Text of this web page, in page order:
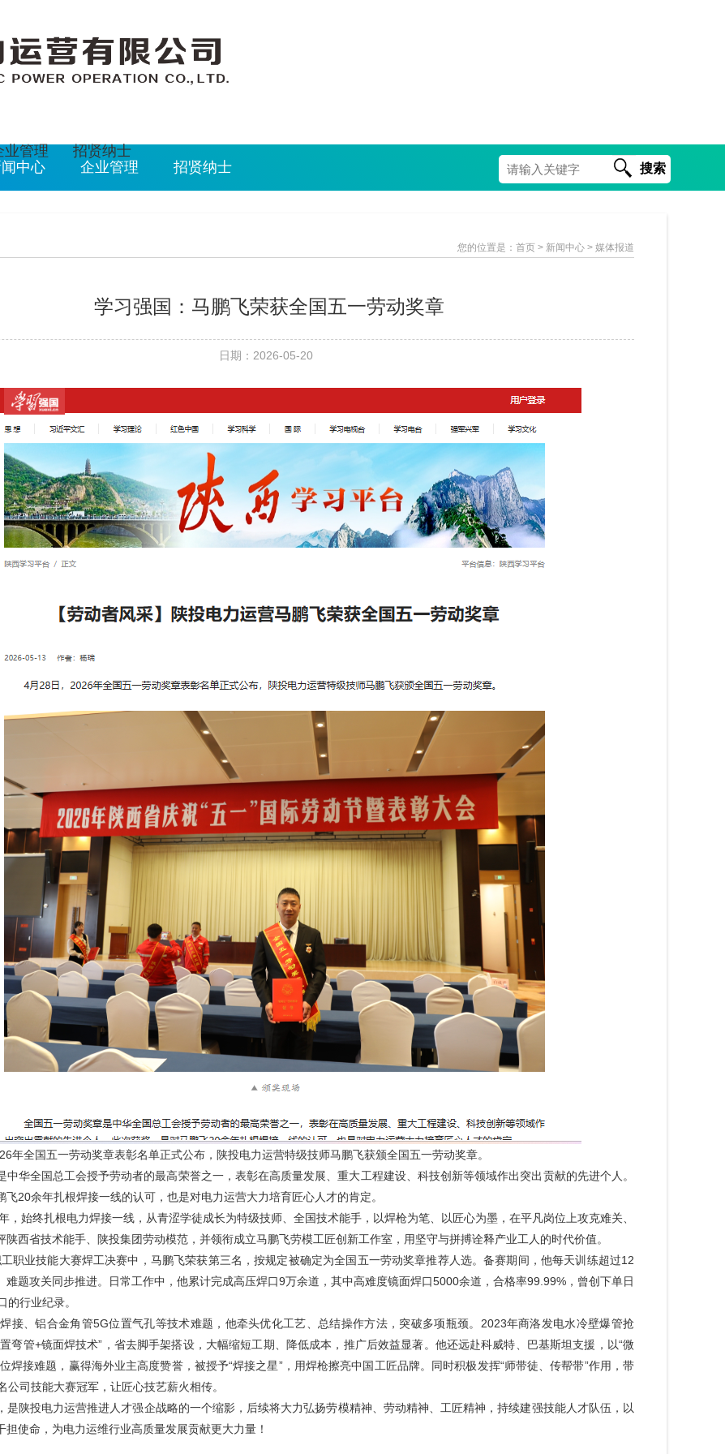
业管理
招贤纳士
中心 企业管理 招贤纳士 搜索
您的位置是： 首页 > 新闻中心 > 媒体报道
学习强国：马鹏飞荣获全国五一劳动奖章
日期：2026-05-20
年全国五一劳动奖章表彰名单正式公布，陕投电力运营特级技师马鹏飞获颁全国五一劳动奖章。
中华全国总工会授予劳动者的最高荣誉之一，表彰在高质量发展、重大工程建设、科技创新等领域作出突出贡献的先进个人。
飞20余年扎根焊接一线的认可，也是对电力运营大力培育匠心人才的肯定。
始终扎根电力焊接一线，从青涩学徒成长为特级技师、全国技术能手，以焊枪为笔、以匠心为墨，在平凡岗位上攻克难关、
陕西省技术能手、陕投集团劳动模范，并领衔成立马鹏飞劳模工匠创新工作室，用坚守与拼搏诠释产业工人的时代价值。
业技能大赛焊工决赛中，马鹏飞荣获第三名，按规定被确定为全国五一劳动奖章推荐人选。备赛期间，他每天训练超过12
难题攻关同步推进。日常工作中，他累计完成高压焊口9万余道，其中高难度镜面焊口5000余道，合格率99.99%，曾创下单日
的行业纪录。
、铝合金角管5G位置气孔等技术难题，他牵头优化工艺、总结操作方法，突破多项瓶颈。2023年商洛发电水冷壁爆管抢
弯管+镜面焊技术”，省去脚手架搭设，大幅缩短工期、降低成本，推广后效益显著。他还远赴科威特、巴基斯坦支援，以“微
焊接难题，赢得海外业主高度赞誉，被授予“焊接之星”，用焊枪擦亮中国工匠品牌。同时积极发挥“师带徒、传帮带”作用，带
公司技能大赛冠军，让匠心技艺薪火相传。
投电力运营推进人才强企战略的一个缩影，后续将大力弘扬劳模精神、劳动精神、工匠精神，持续建强技能人才队伍，以
担使命，为电力运维行业高质量发展贡献更大力量！